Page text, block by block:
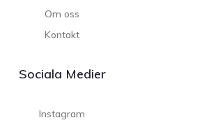
Om oss
Kontakt
Sociala Medier
Instagram